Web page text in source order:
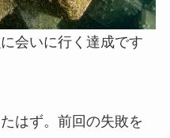
会いに行く達成です
はず。前回の失敗を